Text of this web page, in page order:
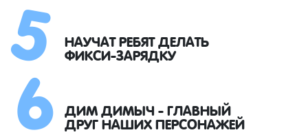
НАУЧАТ РЕБЯТ ДЕЛАТЬ
ФИКСИ-ЗАРЯДКУ
ДИМ ДИМЫЧ - ГЛАВНЫЙ
ДРУГ НАШИХ ПЕРСОНАЖЕЙ